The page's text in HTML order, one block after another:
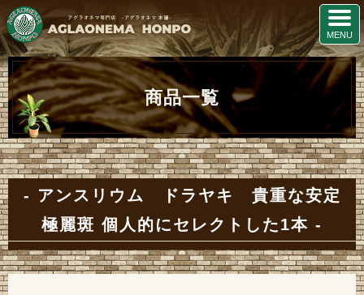
商品一覧
アンスリウム ドラヤキ 貴重な安定
極麗斑 個人的にセレクトした1本